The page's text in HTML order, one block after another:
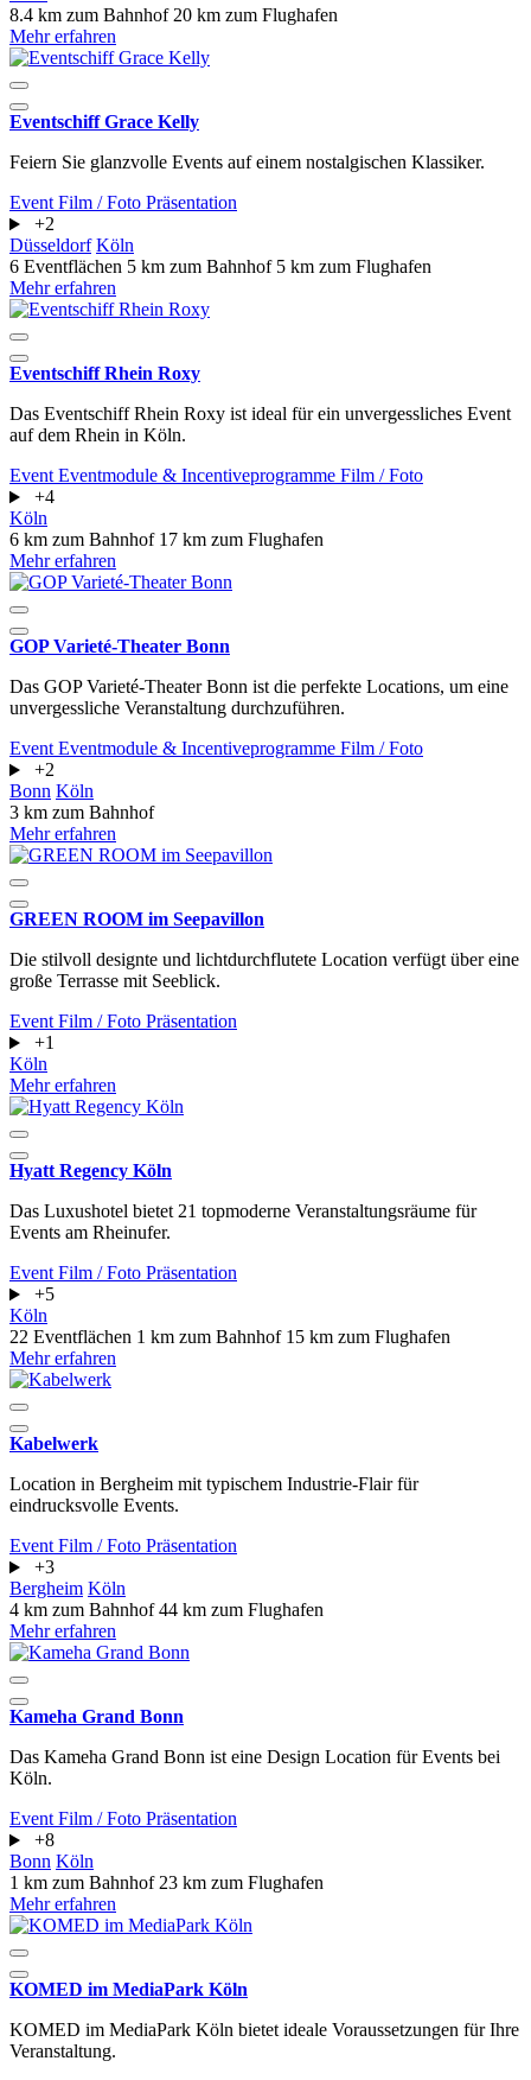
8.4 km zum Bahnhof 20 km zum Flughafen
Mehr erfahren
Eventschiff Grace Kelly
Feiern Sie glanzvolle Events auf einem nostalgischen Klassiker.
Event Film / Foto Präsentation
+2
Düsseldorf Köln
6 Eventflächen 5 km zum Bahnhof 5 km zum Flughafen
Mehr erfahren
Eventschiff Rhein Roxy
Das Eventschiff Rhein Roxy ist ideal für ein unvergessliches Event
auf dem Rhein in Köln.
Event Eventmodule & Incentiveprogramme Film / Foto
+4
Köln
6 km zum Bahnhof 17 km zum Flughafen
Mehr erfahren
GOP Varieté-Theater Bonn
Das GOP Varieté-Theater Bonn ist die perfekte Locations, um eine
unvergessliche Veranstaltung durchzuführen.
Event Eventmodule & Incentiveprogramme Film / Foto
+2
Bonn Köln
3 km zum Bahnhof
Mehr erfahren
GREEN ROOM im Seepavillon
Die stilvoll designte und lichtdurchflutete Location verfügt über eine
große Terrasse mit Seeblick.
Event Film / Foto Präsentation
+1
Köln
Mehr erfahren
Hyatt Regency Köln
Das Luxushotel bietet 21 topmoderne Veranstaltungsräume für
Events am Rheinufer.
Event Film / Foto Präsentation
+5
Köln
22 Eventflächen 1 km zum Bahnhof 15 km zum Flughafen
Mehr erfahren
Kabelwerk
Location in Bergheim mit typischem Industrie-Flair für
eindrucksvolle Events.
Event Film / Foto Präsentation
+3
Bergheim Köln
4 km zum Bahnhof44 km zum Flughafen
Mehr erfahren
Kameha Grand Bonn
Das Kameha Grand Bonn ist eine Design Location für Events bei
Köln.
Event Film / Foto Präsentation
+8
Bonn Köln
1 km zum Bahnhof 23 km zum Flughafen
Mehr erfahren
KOMED im MediaPark Köln
KOMED im MediaPark Köln bietet ideale Voraussetzungen für Ihre
Veranstaltung.